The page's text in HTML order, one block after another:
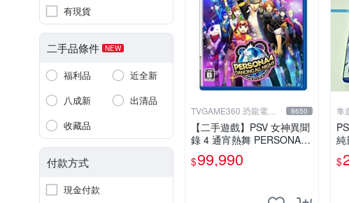
有現貨
二手品條件 NEW
福利品
近全新
八成新
出清品
收藏品
付款方式
現金付款
TVGAME360 恐龍電玩- 8650
【二手遊戲】PSV 女神異聞
錄 4 通宵熱舞 PERSONA 4
DANCING ALL NIGHT 日文
版 台中恐龍
$99,990
隼
純
$